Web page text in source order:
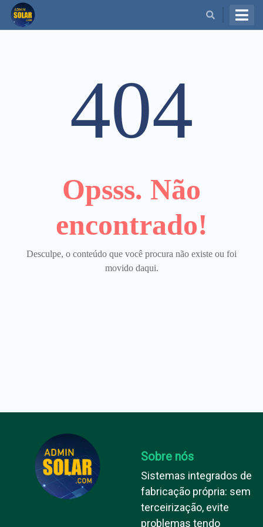
404
Opsss. Não
encontrado!
Desculpe, o conteúdo que você procura não existe ou foi
movido daqui.
Sobre nós
Sistemas integrados de
fabricação própria: sem
terceirização, evite
problemas tendo